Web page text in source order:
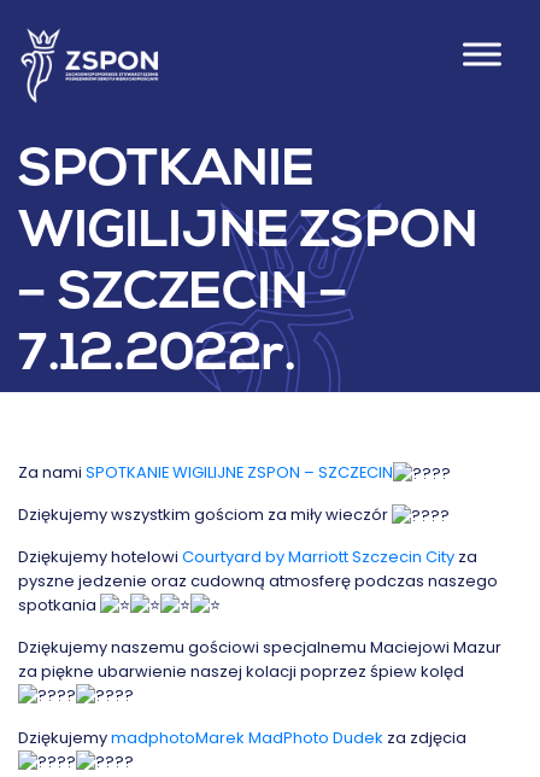
SPOTKANIE
WIGILIJNE ZSPON
– SZCZECIN –
7.12.2022r.
Za nami SPOTKANIE WIGILIJNE ZSPON – SZCZECIN
Dziękujemy wszystkim gościom za miły wieczór
Dziękujemy hotelowi Courtyard by Marriott Szczecin City za
pyszne jedzenie oraz cudowną atmosferę podczas naszego
spotkania
Dziękujemy naszemu gościowi specjalnemu Maciejowi Mazur
za piękne ubarwienie naszej kolacji poprzez śpiew kolęd
DziękujemymadphotoMarek MadPhoto Dudek za zdjęcia